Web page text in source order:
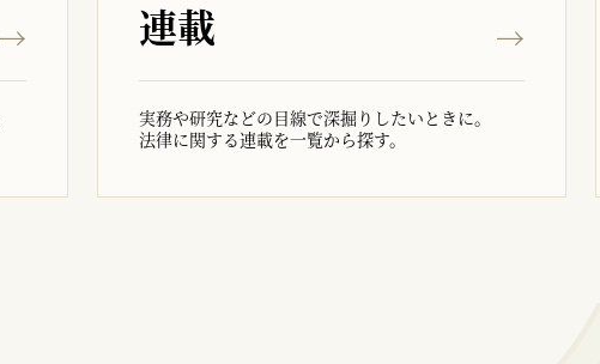
連載
実務や研究などの目線で深掘りしたいときに。
法律に関する連載を一覧から探す。